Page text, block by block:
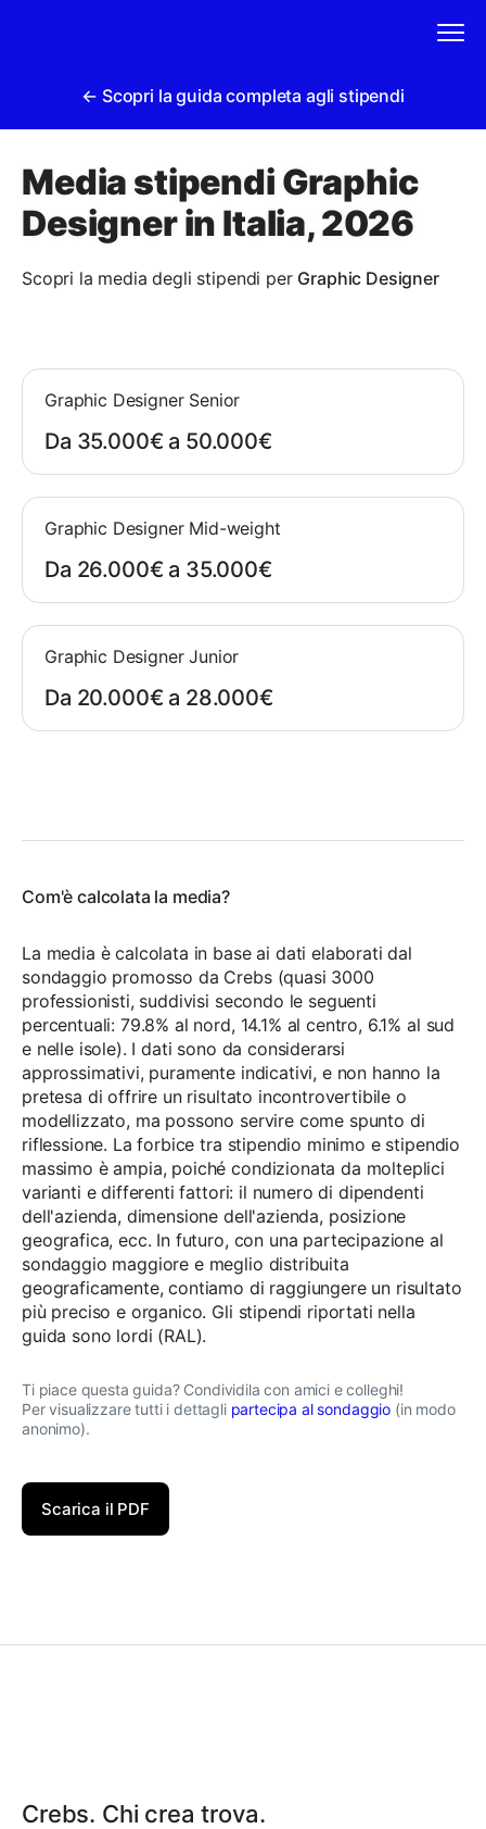
← Scopri la guida completa agli stipendi
Media stipendi Graphic
Designer in Italia, 2026
Scopri la media degli stipendi per Graphic Designer
Graphic Designer Senior
Da 35.000€ a 50.000€
Graphic Designer Mid-weight
Da 26.000€ a 35.000€
Graphic Designer Junior
Da 20.000€ a 28.000€
Com'è calcolata la media?
La media è calcolata in base ai dati elaborati dal
sondaggio promosso da Crebs (quasi 3000
professionisti, suddivisi secondo le seguenti
percentuali: 79.8% al nord, 14.1% al centro, 6.1% al sud
e nelle isole). I dati sono da considerarsi
approssimativi, puramente indicativi, e non hanno la
pretesa di offrire un risultato incontrovertibile o
modellizzato, ma possono servire come spunto di
riflessione. La forbice tra stipendio minimo e stipendio
massimo è ampia, poiché condizionata da molteplici
varianti e differenti fattori: il numero di dipendenti
dell'azienda, dimensione dell'azienda, posizione
geografica, ecc. In futuro, con una partecipazione al
sondaggio maggiore e meglio distribuita
geograficamente, contiamo di raggiungere un risultato
più preciso e organico. Gli stipendi riportati nella
guida sono lordi (RAL).
Ti piace questa guida? Condividila con amici e colleghi!
Per visualizzare tutti i dettagli partecipa al sondaggio (in modo
anonimo).
Scarica il PDF
Crebs. Chi crea trova.